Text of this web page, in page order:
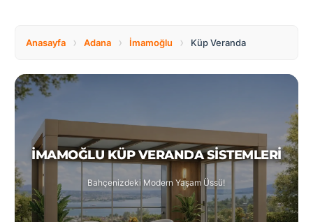
Anasayfa › Adana › İmamoğlu › Küp Veranda
İMAMOĞLU KÜP VERANDA SISTEMLERI
Bahçenizdeki Modern Yaşam Üssü!
Bulgaria
Canada
Czech
Republic
Netherlands
Poland
Romania
Switzerland
Turkey